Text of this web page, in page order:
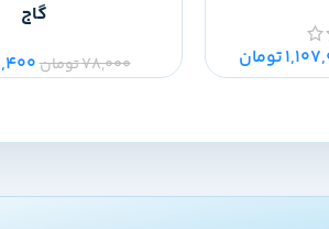
تومان
گاج
78,000تومان